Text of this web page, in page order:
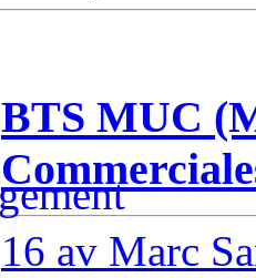
BTS MUC
16 av Marc